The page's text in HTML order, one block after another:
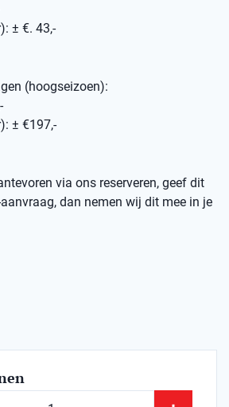
± €. 43,-
(hoogseizoen):
± €197,-
via ons reserveren, geef dit
dan nemen wij dit mee in je